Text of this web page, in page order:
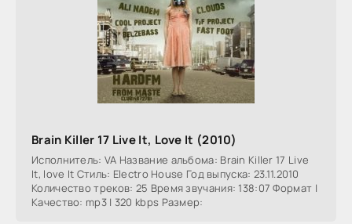
Brain Killer 17 Live It, Love It (2010)
Исполнитель: VA Название альбома: Brain Killer 17 Live
It, love It Стиль: Electro House Год выпуска: 23.11.2010
Количество треков: 25 Время звучания: 138:07 Формат |
Качество: mp3 | 320 kbps Размер: